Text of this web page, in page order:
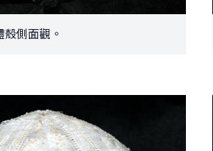
側面觀。